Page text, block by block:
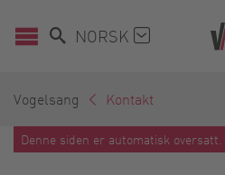
NORSK
Vogelsang Kontakt
Denne siden er automatisk